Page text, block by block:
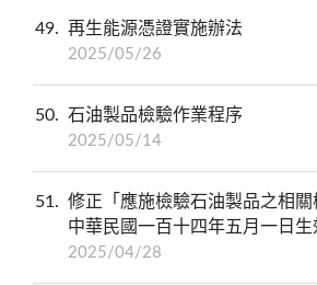
49 再生能源憑證實施辦法
2025/05/26
50 石油製品檢驗作業程序
2025/05/14
51
修正「應施檢驗石油製品之相關
中華民國一百十四年五月一日生
2025/04/28